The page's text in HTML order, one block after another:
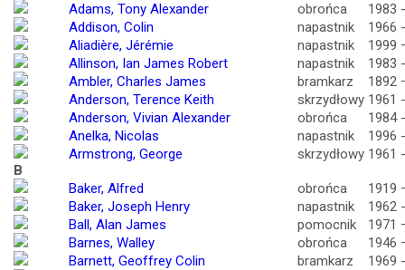
Adams, Tony Alexander
obrońca
1983
Addison, Colin
napastnik
1966
Aliadière, Jérémie
napastnik
1999
Allinson, Ian James Robert
napastnik
1983
Ambler, Charles James
bramkarz
1892
Anderson, Terence Keith
skrzydłowy 1961
Anderson, Vivian Alexander
obrońca
1984
Anelka, Nicolas
napastnik
1996
Armstrong, George
skrzydłowy 1961
B
Baker, Alfred
obrońca
1919
Baker, Joseph Henry
napastnik
1962
Ball, Alan James
pomocnik
1971
Barnes, Walley
obrońca
1946
Barnett, Geoffrey Colin
bramkarz
1969